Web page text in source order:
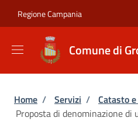
Regione Campania
Comune di
Briciole di pane
Home / Servizi / Catasto
Proposta di denominazione di